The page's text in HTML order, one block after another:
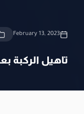
February 13, 2023
تاهيل الركبة